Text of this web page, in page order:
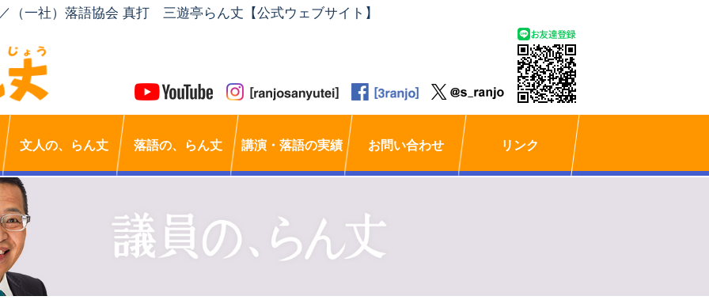
（一社）落語協会 真打 三遊亭らん丈【公式ウェブサイト】
文人の、らん丈 落語の、らん丈 講演・落語の実績 お問い合わせ リンク